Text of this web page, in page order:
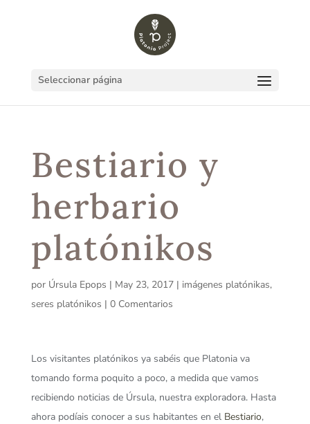
Seleccionar página
Bestiario y
herbario
platónikos
por Úrsula Epops | May 23, 2017| imágenes platónikas,
seres platónikos | 0 Comentarios
Los visitantes platónikos ya sabéis que Platonia va
tomando forma poquito a poco, a medida que vamos
recibiendo noticias de Úrsula, nuestra exploradora. Hasta
ahora podíais conocer a sus habitantes en el Bestiario,